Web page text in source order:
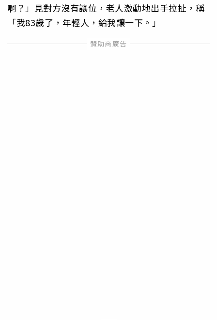
啊？」見對方沒有讓位，老人激動地出手拉扯，稱
「我83歲了，年輕人，給我讓一下。」